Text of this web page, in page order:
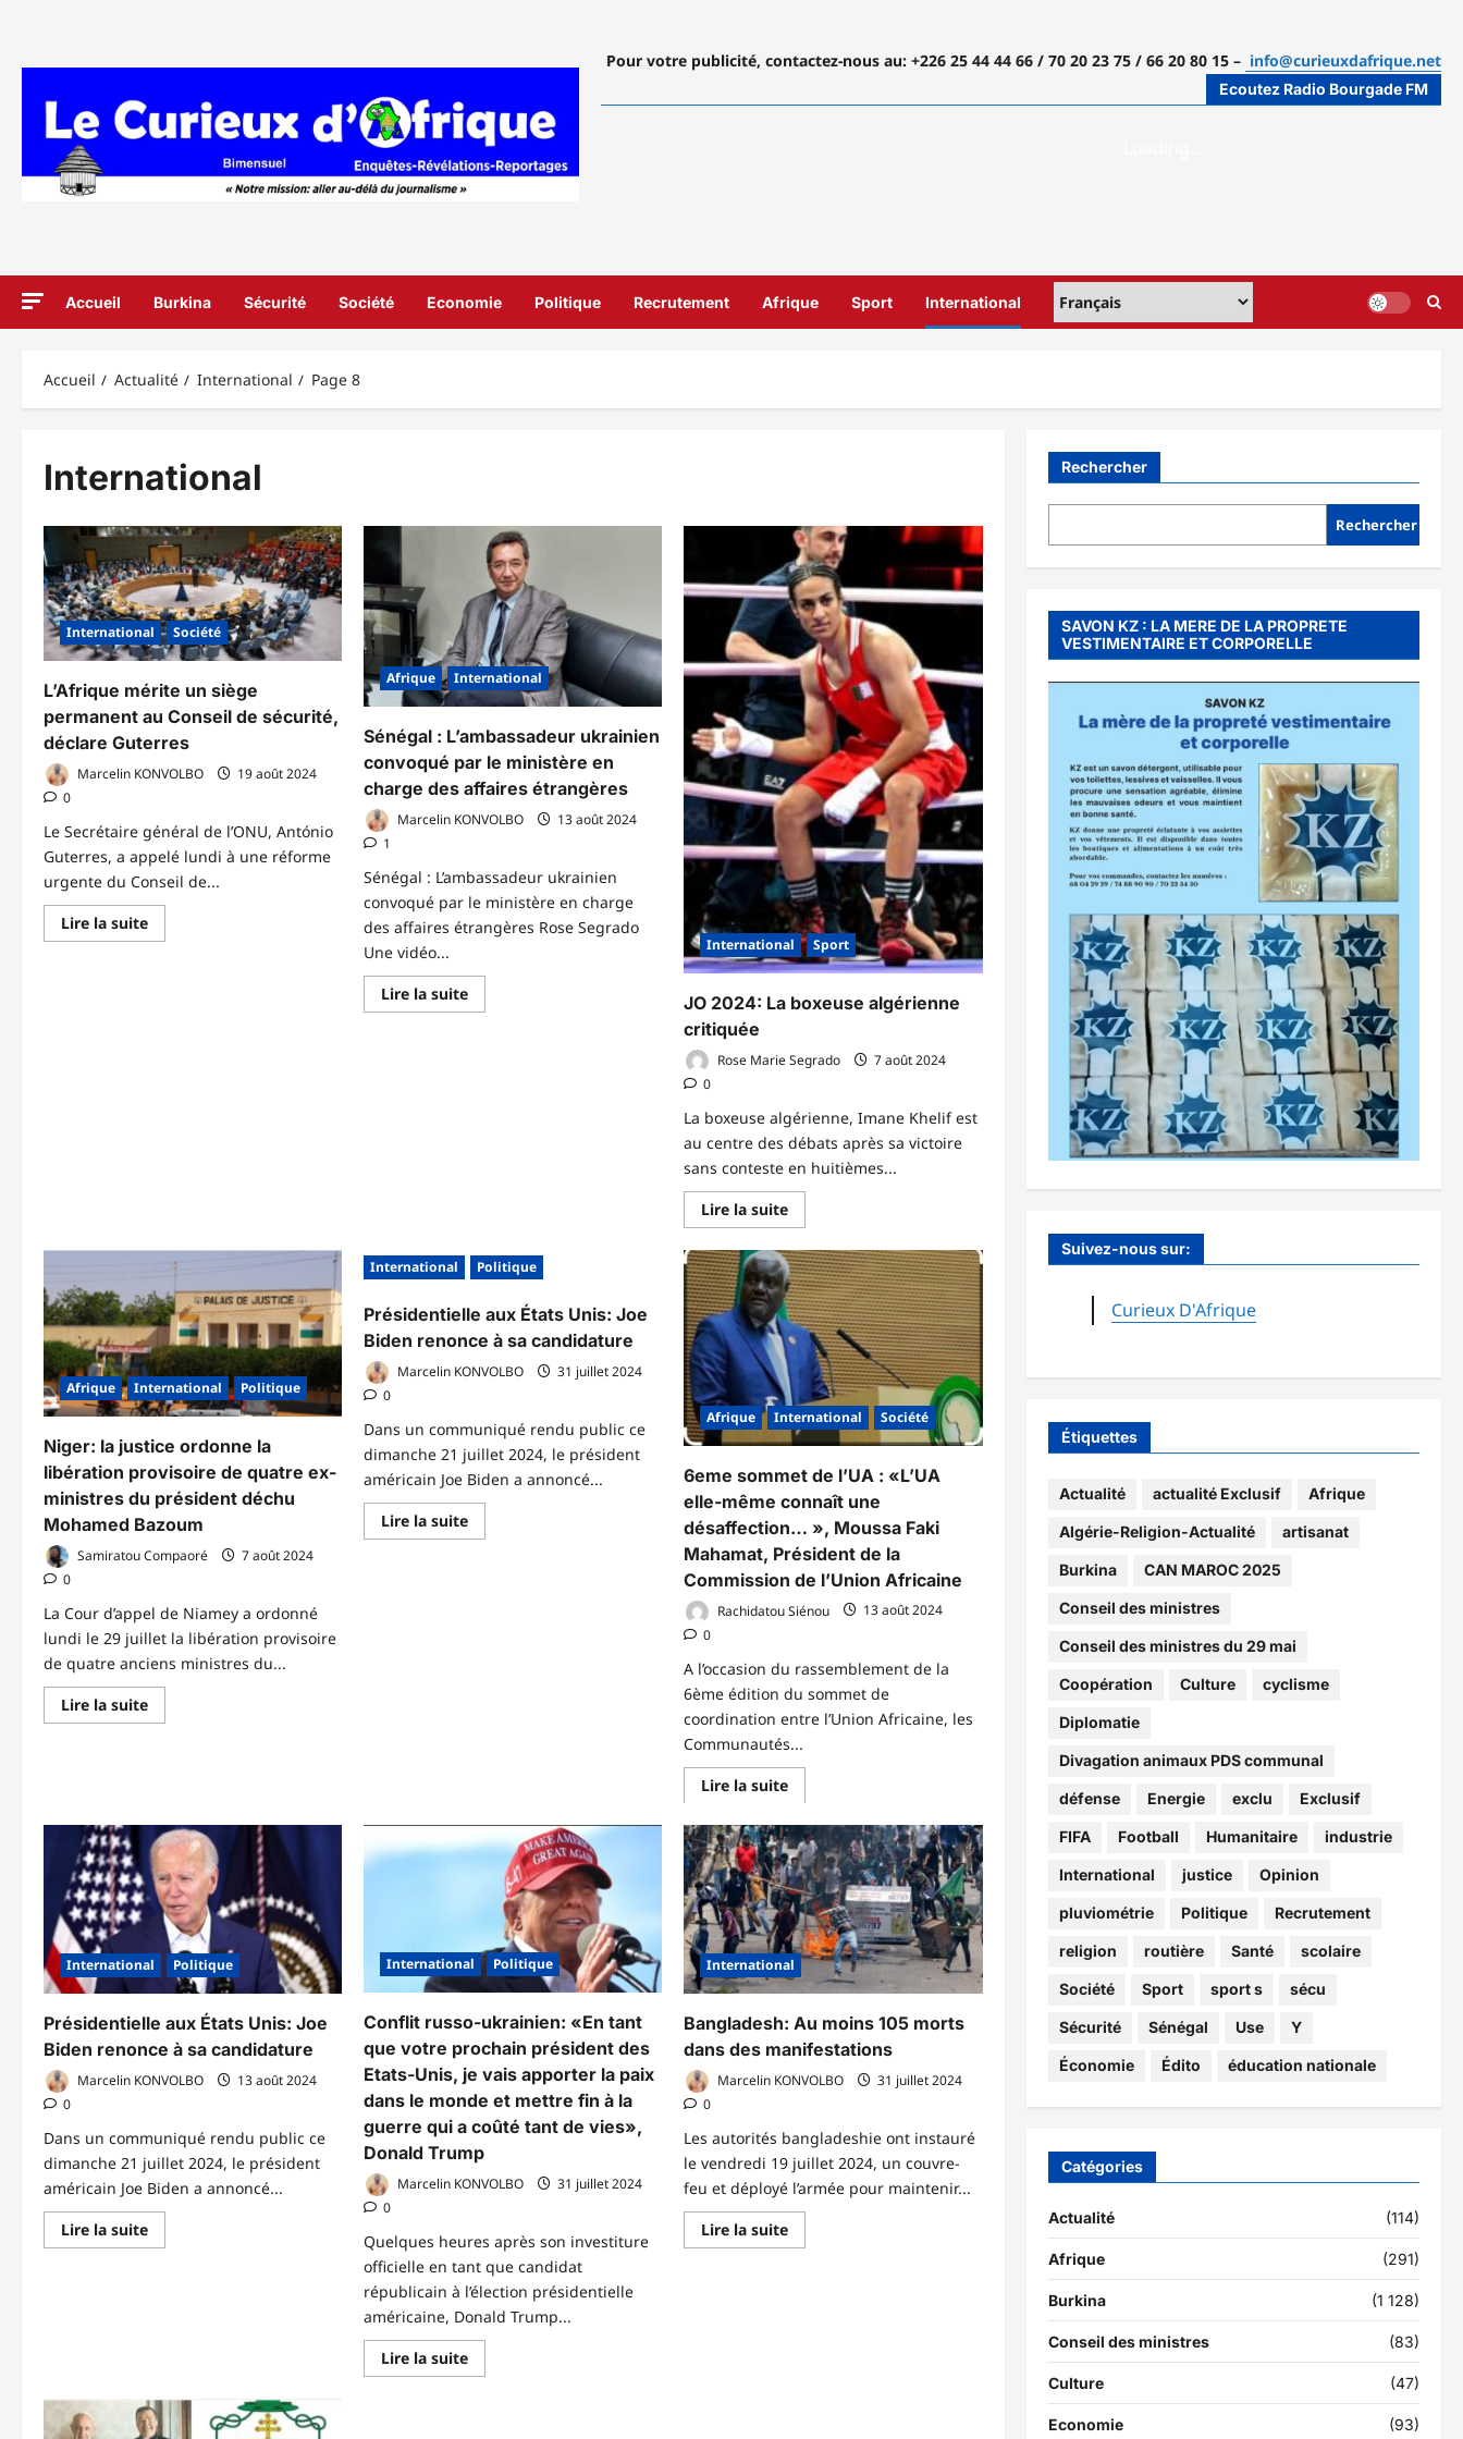
Pour votre publicité, contactez-nous au: +226 25 44 44 66 / 70 20 23 75 / 66 20 80 15 – info@curieuxdafrique.net
Ecoutez Radio Bourgade FM
Accueil Burkina Sécurité Société Economie Politique Recrutement Afrique Sport International
Accueil Actualité International Page 8
International
International Société
L’Afrique mérite un siège
permanent au Conseil de sécurité,
déclare Guterres
Marcelin KONVOLBO
19 août 2024
0
Le Secrétaire général de l’ONU, António
Guterres, a appelé lundi à une réforme
urgente du Conseil de...
Lire la suiteEn
savoir
Afrique International
Sénégal : L’ambassadeur ukrainien
convoqué par le ministère en
charge des affaires étrangères
Marcelin KONVOLBO
13 août 2024
1
Sénégal : L’ambassadeur ukrainien
convoqué par le ministère en charge
des affaires étrangères Rose Segrado
Une vidéo...
Lire la suiteEn
savoir
International Sport
JO 2024: La boxeuse algérienne
critiquée
Rose Marie Segrado
7 août 2024
0
La boxeuse algérienne, Imane Khelif est
au centre des débats après sa victoire
sans conteste en huitièmes...
Lire la suiteEn
savoir
sur
JO
2024:
La
boxeuse
algérienne
critiquée
Afrique International Politique
Niger: la justice ordonne la
libération provisoire de quatre ex-
ministres du président déchu
Mohamed Bazoum
Samiratou Compaoré
7 août 2024
0
La Cour d’appel de Niamey a ordonné
lundi le 29 juillet la libération provisoire
de quatre anciens ministres du...
Lire la suiteEn
savoir
la
libération
provisoire
de
quatre
ex-
ministres
du
président
déchu
Mohamed
Bazoum
International Politique
Présidentielle aux États Unis: Joe
Biden renonce à sa candidature
Marcelin KONVOLBO
31 juillet 2024
0
Dans un communiqué rendu public ce
dimanche 21 juillet 2024, le président
américain Joe Biden a annoncé...
Lire la suiteEn
savoir
Afrique International Société
6eme sommet de l’UA : «L’UA
elle-même connaît une
désaffection… », Moussa Faki
Mahamat, Président de la
Commission de l’Union Africaine
Rachidatou Siénou
13 août 2024
0
A l’occasion du rassemblement de la
6ème édition du sommet de
coordination entre l’Union Africaine, les
Communautés...
Lire la suiteEn
savoir
sur
6eme
sommet
de
l’UA
:
«L’UA
elle-
même
connaît
une
désaffection…
»,
Moussa
Faki
Mahamat,
Président
de
de
l’Union
Africaine
International Politique
Présidentielle aux États Unis: Joe
Biden renonce à sa candidature
Marcelin KONVOLBO
13 août 2024
0
Dans un communiqué rendu public ce
dimanche 21 juillet 2024, le président
américain Joe Biden a annoncé...
Lire la suiteEn
savoir
à
sa
candidature
International Politique
Conflit russo-ukrainien: «En tant
que votre prochain président des
Etats-Unis, je vais apporter la paix
dans le monde et mettre fin à la
guerre qui a coûté tant de vies»,
Donald Trump
Marcelin KONVOLBO
31 juillet 2024
0
Quelques heures après son investiture
officielle en tant que candidat
républicain à l’élection présidentielle
américaine, Donald Trump...
Lire la suiteEn
savoir
International
Bangladesh: Au moins 105 morts
dans des manifestations
Marcelin KONVOLBO
31 juillet 2024
0
Les autorités bangladeshie ont instauré
le vendredi 19 juillet 2024, un couvre-
feu et déployé l’armée pour maintenir...
Lire la suiteEn
savoir
Rechercher
Rechercher
SAVON KZ : LA MERE DE LA PROPRETE
VESTIMENTAIRE ET CORPORELLE
Suivez-nous sur:
Curieux D'Afrique
Étiquettes
Actualité actualité Exclusif Afrique
Algérie-Religion-Actualité artisanat
Burkina CAN MAROC 2025
Conseil des ministres
Conseil des ministres du 29 mai
Coopération Culture cyclisme
Diplomatie
Divagation animaux PDS communal
défense Energie exclu Exclusif
FIFA Football Humanitaire industrie
International justice Opinion
pluviométrie Politique Recrutement
religion routière Santé scolaire
Société Sport sport s sécu
Sécurité Sénégal Use Y
Économie Édito éducation nationale
Catégories
Actualité (114)
Afrique (291)
Burkina (1 128)
Conseil des ministres (83)
Culture (47)
Economie (93)